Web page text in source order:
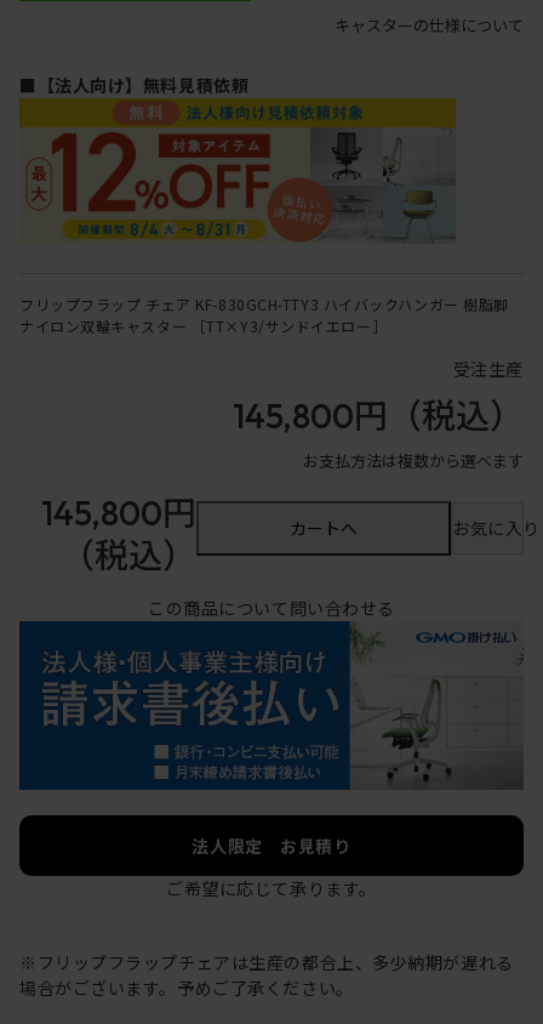
キャスターの仕様について
■【法人向け】無料見積依頼
フリップフラップ チェア KF-830GCH-TTY3 ハイバックハンガー 樹脂脚
ナイロン双輪キャスター ［TT×Y3/サンドイエロー］
受注生産
145,800円 （税込）
お支払方法は複数から選べます
145,800円
（税込）
カートへ お気に入
この商品について問い合わせる
法人限定 お見積り
ご希望に応じて承ります。
※フリップフラップチェアは生産の都合上、多少納期が遅れる
場合がございます。予めご了承ください。